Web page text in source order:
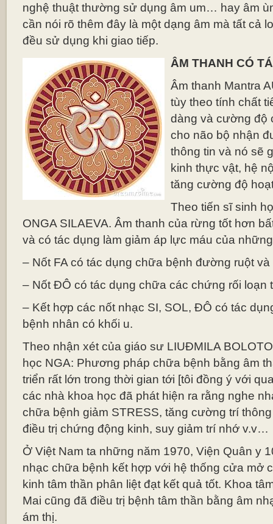
nghệ thuật thường sử dụng âm um… hay âm
cần nói rõ thêm đây là một dạng âm mà tất cả
đều sử dụng khi giao tiếp.
ÂM THANH CÓ
Âm thanh Mantra
tùy theo tính chất
dàng và cường độ
cho não bộ nhận
thông tin và nó sẽ
kinh thực vật, hệ
tăng cường độ
Theo tiến sĩ sinh
ONGA SILAEVA. Âm thanh của rừng tốt hơn
và có tác dụng làm giảm áp lực máu của
– Nốt FA có tác dụng chữa bệnh đường ruột và
– Nốt ĐÔ có tác dụng chữa các chứng rối loạn
– Kết hợp các nốt nhạc SI, SOL, ĐÔ có tác
bệnh nhân có khối u.
Theo nhận xét của giáo sư LIUĐMILA
học NGA: Phương pháp chữa bệnh bằng âm
triển rất lớn trong thời gian tới [tôi đồng ý với
các nhà khoa học đã phát hiện ra rằng nghe
chữa bệnh giảm STRESS, tăng cường trí
điều trị chứng động kinh, suy giảm trí nhớ v.v…
Ở Việt Nam ta những năm 1970, Viện Quân y
nhạc chữa bệnh kết hợp với hệ thống cửa mở
kinh tâm thần phân liệt đạt kết quả tốt. Khoa
Mai cũng đã điều trị bệnh tâm thần bằng âm
ám thị.